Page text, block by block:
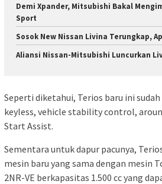
Demi Xpander, Mitsubishi Bakal
Sport
Sosok New Nissan Livina Terungkap,
Aliansi Nissan-Mitsubishi Luncurkan
Seperti diketahui, Terios baru ini
keyless, vehicle stability control,
Start Assist.
Sementara untuk dapur pacunya,
mesin baru yang sama dengan mesin
2NR-VE berkapasitas 1.500 cc yang